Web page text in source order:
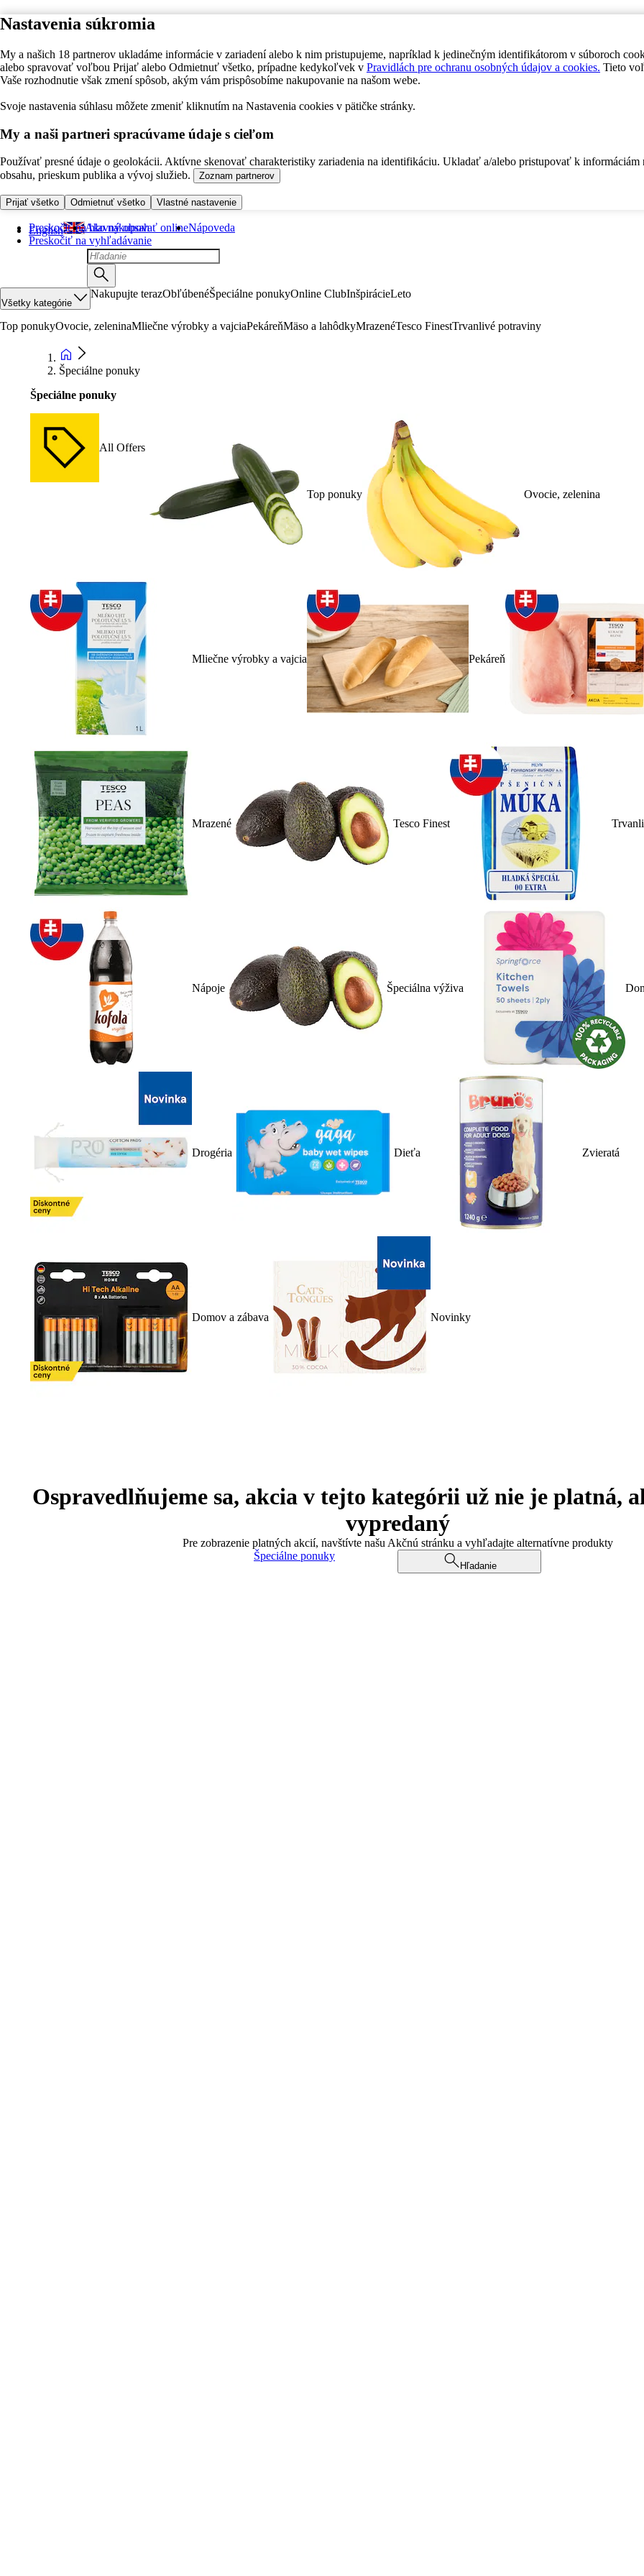
Nastavenia súkromia
My a našich 18 partnerov ukladáme informácie v zariadení alebo k nim pristupujeme, napríklad k jedinečným identifikátorom v súboroch
alebo spravovať voľbou Prijať alebo Odmietnuť všetko, prípadne kedykoľvek v Pravidlách pre ochranu osobných údajov a cookies. Tieto
Vaše rozhodnutie však zmení spôsob, akým vám prispôsobíme nakupovanie na našom webe.
Svoje nastavenia súhlasu môžete zmeniť kliknutím na Nastavenia cookies v pätičke stránky.
My a naši partneri spracúvame údaje s cieľom
Používať presné údaje o geolokácii. Aktívne skenovať charakteristiky zariadenia na identifikáciu. Ukladať a/alebo pristupovať k informáciám
obsahu, prieskum publika a vývoj služieb.
Zoznam partnerov
Prijať všetko Odmietnuť všetko Vlastné nastavenie
Preskočiť na hlavný obsah
Preskočiť na vyhľadávanie
English Ako nakupovať onlineNápoveda
Všetky kategórie
Nakupujte terazObľúbenéŠpeciálne ponukyOnline ClubInšpirácieLeto
Top ponukyOvocie, zeleninaMliečne výrobky a vajciaPekáreňMäso a lahôdkyMrazenéTesco FinestTrvanlivé potraviny
Špeciálne ponuky
Špeciálne ponuky
All Offers
Top ponuky Ovocie, zelenina
Mliečne výrobky a vajcia Pekáreň
Mrazené Tesco Finest
Nápoje Špeciálna výživa
Drogéria Dieťa Zvieratá
Domov a zábava Novinky
Ospravedlňujeme sa, akcia v tejto kategórii už nie je platná,
vypredaný
Pre zobrazenie platných akcií, navštívte našu Akčnú stránku a vyhľadajte alternatívne produkty
Špeciálne ponuky
Hľadanie